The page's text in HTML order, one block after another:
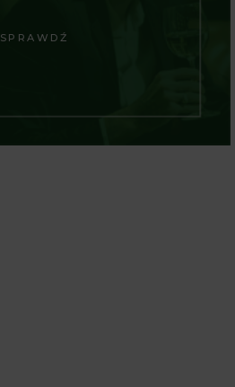
SPRAWDŹ